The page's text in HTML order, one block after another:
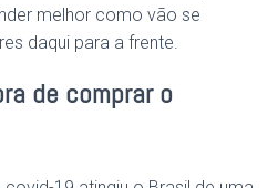
melhor como vão se
daqui para a frente.
de comprar o